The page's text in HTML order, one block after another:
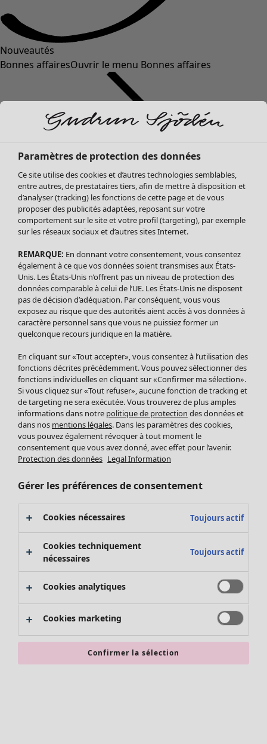
Nouveautés
Bonnes affairesOuvrir le menu Bonnes affaires
Soldes Vêtements
Tous les vêtements
Robes
Tuniques
Blouses
Tops
Gilets
Pantalon
Jupes
Leggings et collants
Accessoires
Chaussures
Vêtements de bain
Basics
Soldes Mobilier
Bonnes affaires déco
Décoration
Textiles
Tapis
Éponge
Promos SOLDES
Les promos de Gudrun Sjödén
Nouvel arrivage
Bonnes affaires en soldes - jusqu'à -70
Paramètres de protection des données
Ce site utilise des cookies et d’autres technologies semblables,
entre autres, de prestataires tiers, afin de mettre à disposition et
d’analyser (tracking) les fonctions de cette page et de vous
proposer des publicités adaptées, reposant sur votre
comportement sur le site et votre profil (targeting), par exemple
sur les réseaux sociaux et d’autres sites Internet.
REMARQUE: En donnant votre consentement, vous consentez
également à ce que vos données soient transmises aux États-
Unis. Les États-Unis n’offrent pas un niveau de protection des
données comparable à celui de l’UE. Les États-Unis ne disposent
pas de décision d’adéquation. Par conséquent, vous vous
exposez au risque que des autorités aient accès à vos données à
caractère personnel sans que vous ne puissiez former un
quelconque recours juridique en la matière.
En cliquant sur «Tout accepter», vous consentez à l’utilisation des
fonctions décrites précédemment. Vous pouvez sélectionner des
fonctions individuelles en cliquant sur «Confirmer ma sélection».
Si vous cliquez sur «Tout refuser», aucune fonction de tracking et
de targeting ne sera exécutée. Vous trouverez de plus amples
informations dans notre politique de protection des données et
dans nos mentions légales. Dans les paramètres des cookies,
vous pouvez également révoquer à tout moment le
consentement que vous avez donné, avec effet pour l’avenir.
Protection des données Legal Information
Gérer les préférences de consentement
Cookies nécessaires Toujours actif
Cookies techniquement
nécessaires
Toujours actif
Cookies analytiques
Cookies marketing
Confirmer la sélection